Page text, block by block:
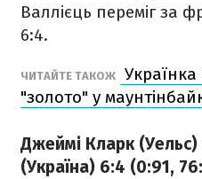
Валлієць переміг за
6:4.
ЧИТАЙТЕ ТАКОЖ
"золото" у
Джеймі Кларк
(Україна) 6:4 (0:91,